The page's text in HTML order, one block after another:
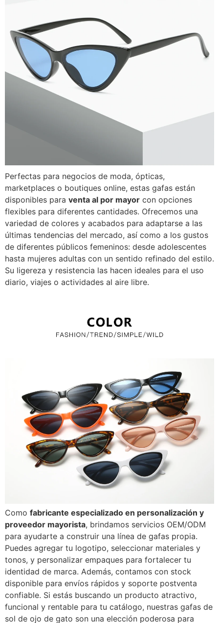
Perfectas para negocios de moda, ópticas,
marketplaces o boutiques online, estas gafas están
disponibles para venta al por mayor con opciones
flexibles para diferentes cantidades. Ofrecemos una
variedad de colores y acabados para adaptarse a las
últimas tendencias del mercado, así como a los gustos
de diferentes públicos femeninos: desde adolescentes
hasta mujeres adultas con un sentido refinado del estilo.
Su ligereza y resistencia las hacen ideales para el uso
diario, viajes o actividades al aire libre.
Como fabricante especializado en personalización y
proveedor mayorista, brindamos servicios OEM/ODM
para ayudarte a construir una línea de gafas propia.
Puedes agregar tu logotipo, seleccionar materiales y
tonos, y personalizar empaques para fortalecer tu
identidad de marca. Además, contamos con stock
disponible para envíos rápidos y soporte postventa
confiable. Si estás buscando un producto atractivo,
funcional y rentable para tu catálogo, nuestras gafas de
sol de ojo de gato son una elección poderosa para